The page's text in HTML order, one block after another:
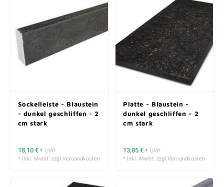
Sockelleiste - Blaustein
- dunkel geschliffen - 2
cm stark
18,10 €* UVP
* Inkl. MwSt. zzgl.Versandkosten
Platte - Blaustein -
dunkel geschliffen - 2
cm stark
13,85 €* UVP
* Inkl. MwSt. zzgl.Versandkosten